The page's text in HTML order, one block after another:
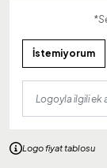
İstemiyorum
Logo fiyat tablosu